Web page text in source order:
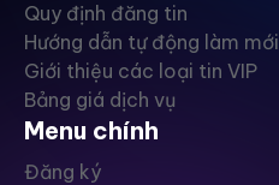
Quy định đăng tin
Hướng dẫn tự động làm mới
Giới thiệu các loại tin VIP
Bảng giá dịch vụ
Menu chính
Đăng ký